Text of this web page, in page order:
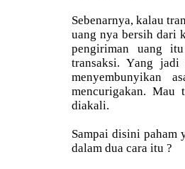
Sebenarnya, kalau
uang nya bersih dari
pengiriman uang
transaksi. Yang jadi
menyembunyikan
mencurigakan. Mau
diakali.
Sampai disini paham
dalam dua cara itu ?